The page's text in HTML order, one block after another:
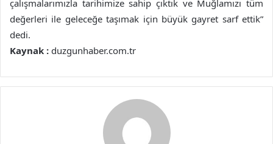
çalışmalarımızla tarihimize sahip çıktık ve Muğlamızı tüm
değerleri ile geleceğe taşımak için büyük gayret sarf ettik”
dedi.
Kaynak : duzgunhaber.com.tr